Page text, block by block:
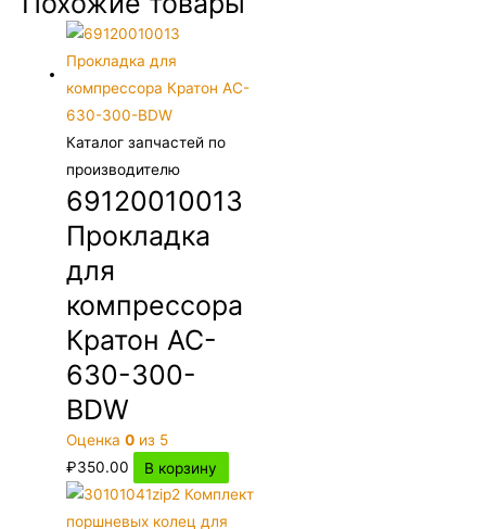
Каталог запчастей по
производителю
69120010013
Прокладка
для
компрессора
Кратон AC-
630-300-
BDW
Оценка0 из 5
₽350.00 В корзину